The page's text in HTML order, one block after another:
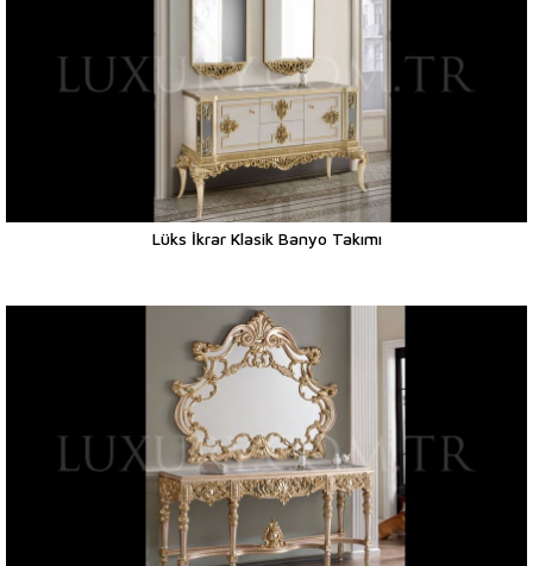
Lüks İkrar Klasik Banyo Takımı